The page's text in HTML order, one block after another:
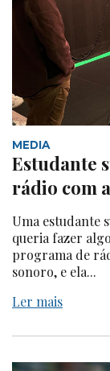
MEDIA
Estudante
rádio com
Uma estudante
queria fazer
programa de
sonoro, e ela...
Ler mais